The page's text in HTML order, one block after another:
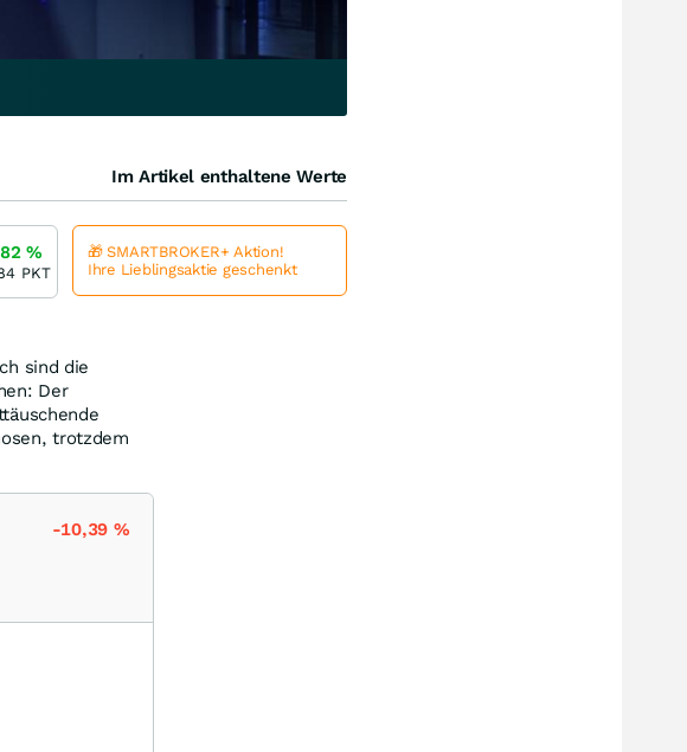
sind die
Der
trotzdem
-10,39 %
Im Artikel enthaltene Werte
%
PKT
🎁 SMARTBROKER+ Aktion!
Ihre Lieblingsaktie geschenkt